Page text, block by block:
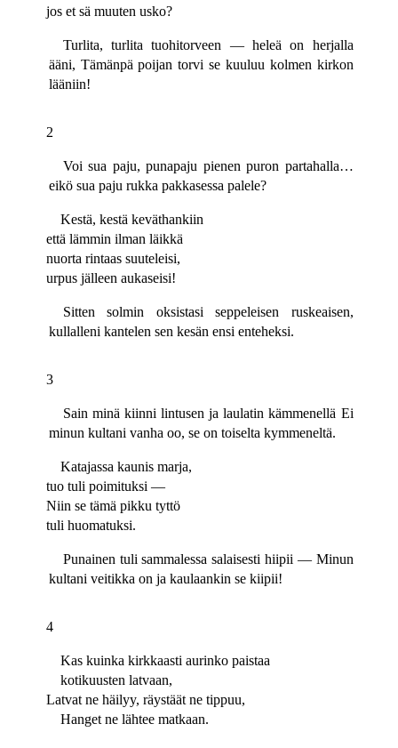
jos et sä muuten usko?
Turlita, turlita tuohitorveen — heleä on herjalla
ääni, Tämänpä poijan torvi se kuuluu kolmen kirkon
lääniin!
2
Voi sua paju, punapaju pienen puron partahalla…
eikö sua paju rukka pakkasessa palele?
Kestä, kestä keväthankiin
että lämmin ilman läikkä
nuorta rintaas suuteleisi,
urpus jälleen aukaseisi!
Sitten solmin oksistasi seppeleisen ruskeaisen,
kullalleni kantelen sen kesän ensi enteheksi.
3
Sain minä kiinni lintusen ja laulatin kämmenellä Ei
minun kultani vanha oo, se on toiselta kymmeneltä.
Katajassa kaunis marja,
tuo tuli poimituksi —
Niin se tämä pikku tyttö
tuli huomatuksi.
Punainen tuli sammalessa salaisesti hiipii — Minun
kultani veitikka on ja kaulaankin se kiipii!
4
Kas kuinka kirkkaasti aurinko paistaa
kotikuusten latvaan,
Latvat ne häilyy, räystäät ne tippuu,
Hanget ne lähtee matkaan.